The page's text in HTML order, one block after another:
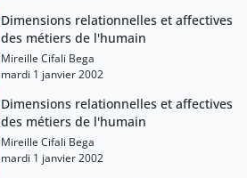
Dimensions relationnelles et affectives
des métiers de l'humain
Mireille Cifali Bega
mardi 1 janvier 2002
Dimensions relationnelles et affectives
des métiers de l'humain
Mireille Cifali Bega
mardi 1 janvier 2002